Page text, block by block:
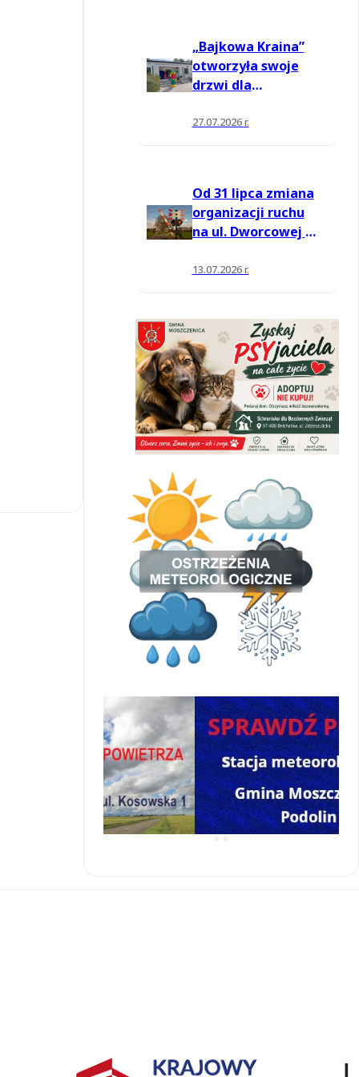
„Bajkowa Kraina”
otworzyła swoje
drzwi dla
27.07.2026 r.
Od 31 lipca zmiana
organizacji ruchu
na ul. Dworcowej w
13.07.2026 r.